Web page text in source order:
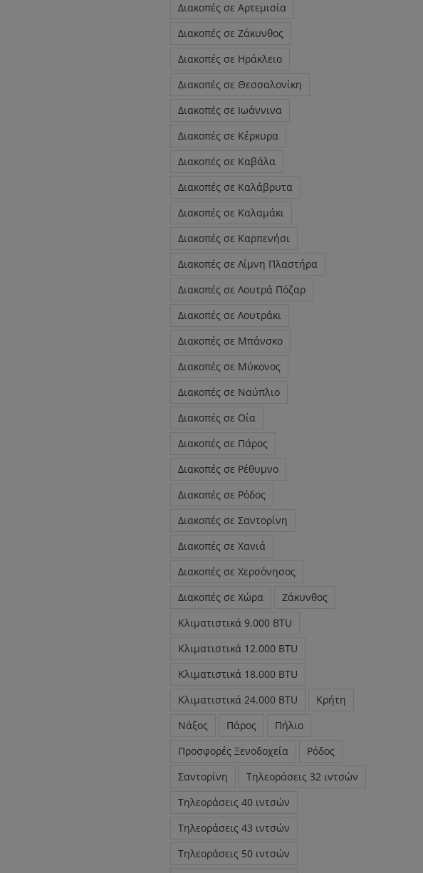
Διακοπές σε Αρτεμισία
Διακοπές σε Ζάκυνθος
Διακοπές σε Ηράκλειο
Διακοπές σε Θεσσαλονίκη
Διακοπές σε Ιωάννινα
Διακοπές σε Κέρκυρα
Διακοπές σε Καβάλα
Διακοπές σε Καλάβρυτα
Διακοπές σε Καλαμάκι
Διακοπές σε Καρπενήσι
Διακοπές σε Λίμνη Πλαστήρα
Διακοπές σε Λουτρά Πόζαρ
Διακοπές σε Λουτράκι
Διακοπές σε Μπάνσκο
Διακοπές σε Μύκονος
Διακοπές σε Ναύπλιο
Διακοπές σε Οία
Διακοπές σε Πάρος
Διακοπές σε Ρέθυμνο
Διακοπές σε Ρόδος
Διακοπές σε Σαντορίνη
Διακοπές σε Χανιά
Διακοπές σε Χερσόνησος
Διακοπές σε Χώρα
Ζάκυνθος
Κλιματιστικά 9.000 BTU
Κλιματιστικά 12.000 BTU
Κλιματιστικά 18.000 BTU
Κλιματιστικά 24.000 BTU
Κρήτη
Νάξος
Πάρος
Πήλιο
Προσφορές Ξενοδοχεία
Ρόδος
Σαντορίνη
Τηλεοράσεις 32 ιντσών
Τηλεοράσεις 40 ιντσών
Τηλεοράσεις 43 ιντσών
Τηλεοράσεις 50 ιντσών